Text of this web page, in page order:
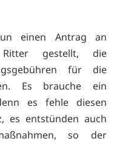
einen Antrag an
Ritter gestellt, die
für die
Es brauche ein
es fehle diesen
es entstünden auch
so der